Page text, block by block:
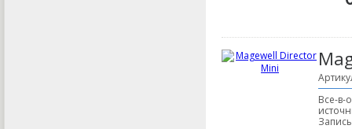
Все-в-